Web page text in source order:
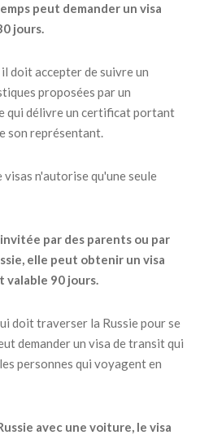
peut demander un visa
jours.
doit accepter de suivre un
proposées par un
qui délivre un certificat portant
son représentant.
n'autorise qu'une seule
par des parents ou par
elle peut obtenir un visa
valable 90 jours.
doit traverser la Russie pour se
demander un visa de transit qui
personnes qui voyagent en
avec une voiture, le visa